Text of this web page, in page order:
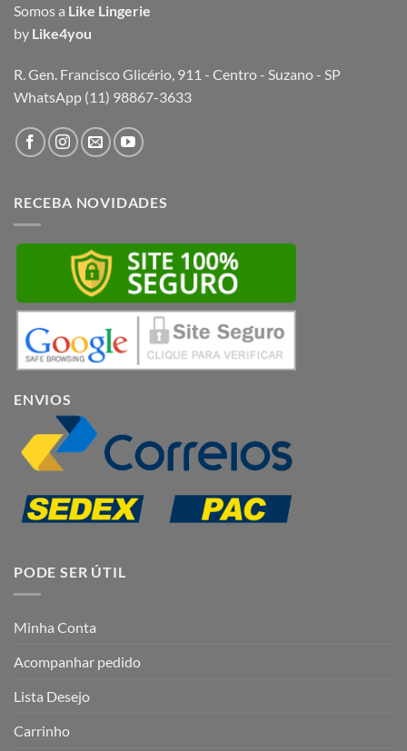
Somos a Like Lingerie
by Like4you
R. Gen. Francisco Glicério, 911 - Centro - Suzano - SP
WhatsApp (11) 98867-3633
RECEBA NOVIDADES
ENVIOS
PODE SER ÚTIL
Minha Conta
Acompanhar pedido
Lista Desejo
Carrinho